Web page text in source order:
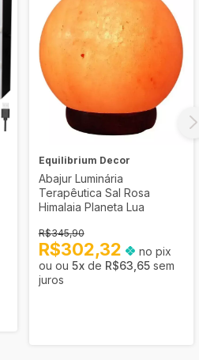
Equilibrium Decor
Abajur Luminária
Terapêutica Sal Rosa
Himalaia Planeta Lua
R$345,90
R$302,32
no pix
5x de R$63,65 sem
juros